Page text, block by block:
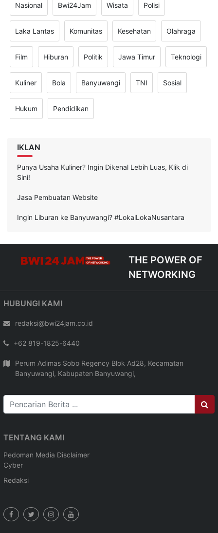
Nasional Bwi24Jam Wisata Polisi
Laka Lantas Komunitas Kesehatan Olahraga
Film Hiburan Politik Jawa Timur Teknologi
Kuliner Bola Banyuwangi TNI Sosial
Hukum Pendidikan
IKLAN
Punya Usaha Kuliner? Ingin Dikenal Lebih Luas, Klik di
Sini!
Jasa Pembuatan Website
Ingin Liburan ke Banyuwangi? #LokalLokaNusantara
THE POWER OF
NETWORKING
HUBUNGI KAMI
redaksi@bwi24jam.co.id
+62 819-1825-6440
Perum Adimas Sobo Regency Blok Ad28, Kecamatan
Banyuwangi, Kabupaten Banyuwangi,
TENTANG KAMI
Pedoman Media
Cyber
Disclaimer
Redaksi